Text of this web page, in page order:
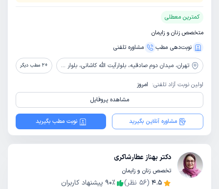
کمترین معطلی
متخصص زنان و زایمان
نوبت‌دهی مطب
مشاوره‌ تلفنی
تهران، میدان دوم صادقیه، بلوارآیت الله کاشانی، بلوار اباذر، بیمارستان تخصصی و فوق تخصصی پیامبران +
2 مطب دیگر
اولین نوبت آزاد تلفنی: امروز
مشاهده پروفایل
مشاوره آنلاین بگیرید نوبت مطب بگیرید
دکتر بهناز عطارشاکری
تخصص زنان و زایمان
4.5
(
56 نظر) 90٪
پیشنهاد کاربران